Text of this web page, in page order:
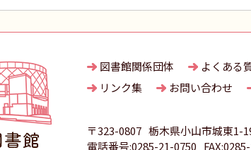
図書館関係団体 よくある
リンク集
お問い合わせ
〒323-0807 栃木県小山市城東1-
電話番号:0285-21-0750